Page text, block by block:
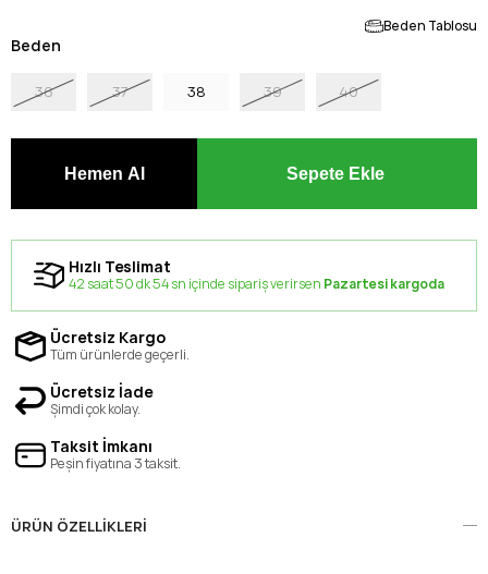
Beden Tablosu
Beden
36 37 38 39 40
Hızlı Teslimat
42 saat 50 dk 54 sn içinde sipariş verirsen Pazartesi kargoda
Ücretsiz Kargo
Tüm ürünlerde geçerli.
Ücretsiz İade
Şimdi çok kolay.
Taksit İmkanı
Peşin fiyatına 3 taksit.
ÜRÜN ÖZELLIKLERI